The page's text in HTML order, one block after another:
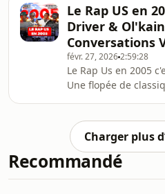
Ol'Kainry nous
de réponses à des
pose depu
rappeurs qui le
rapper tout
du monde. Ce projet
de Pauline
Artistique, chef de
et bien d'autres
chez les plus
Le Rap US en
Driver &
Conversations
févr. 27, 20262:59:28
Le Rap Us en 2005
Une flopée de
la scène. La vague
domination du G-
de Kanye... Cette
une année charnière
Charger plus
Recommandé